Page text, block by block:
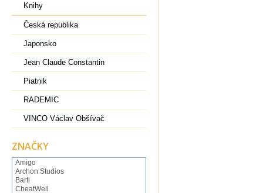
Knihy
Česká republika
Japonsko
Jean Claude Constantin
Piatnik
RADEMIC
VINCO Václav Obšívač
ZNAČKY
Amigo
Archon Studios
Bartl
CheatWell